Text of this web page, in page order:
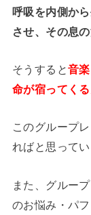
呼吸を内側か
させ、その息
そうすると音
命が宿ってくる
このグループ
ればと思ってい
また、グルー
のお悩み・パ